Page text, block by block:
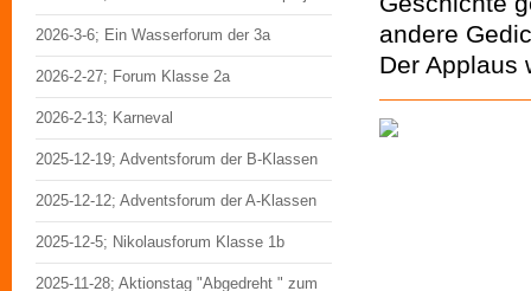
2026-3-6; Ein Wasserforum der 3a
2026-2-27; Forum Klasse 2a
2026-2-13; Karneval
2025-12-19; Adventsforum der B-Klassen
2025-12-12; Adventsforum der A-Klassen
2025-12-5; Nikolausforum Klasse 1b
2025-11-28; Aktionstag "Abgedreht " zum
andere
Der Applaus